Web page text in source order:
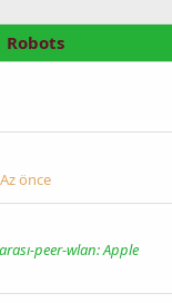
Robots
Az önce
peer-wlan: Apple